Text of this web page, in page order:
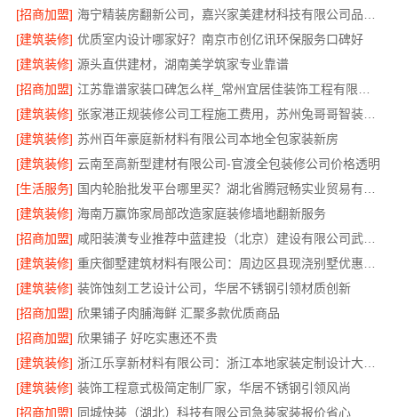
[招商加盟]
[建筑装修] 优质室内设计哪家好？南京市创亿讯环保服务口碑好
[建筑装修] 源头直供建材，湖南美学筑家专业靠谱
[招商加盟]
[建筑装修]
张家港正规装修公司工程施工费用，苏州兔哥哥智装透明报价
[建筑装修] 苏州百年豪庭新材料有限公司本地全包家装新房
[建筑装修] 云南至高新型建材有限公司-官渡全包装修公司价格透明
[生活服务]
[建筑装修] 海南万赢饰家局部改造家庭装修墙地翻新服务
[招商加盟]
咸阳装潢专业推荐中蓝建投（北京）建设有限公司武功分公司
[建筑装修]
[建筑装修] 装饰蚀刻工艺设计公司，华居不锈钢引领材质创新
[招商加盟] 欣果铺子肉脯海鲜 汇聚多款优质商品
[招商加盟] 欣果铺子 好吃实惠还不贵
[建筑装修]
浙江乐享新材料有限公司：浙江本地家装定制设计大概报价
[建筑装修] 装饰工程意式极简定制厂家，华居不锈钢引领风尚
[招商加盟] 同城快装（湖北）科技有限公司急装家装报价省心